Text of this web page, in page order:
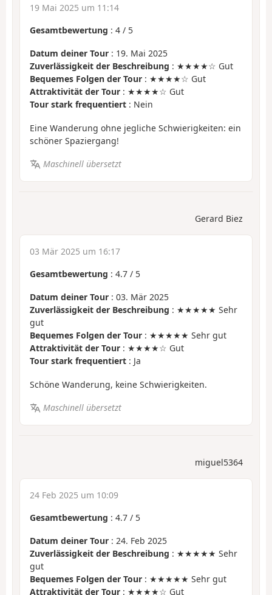
19 Mai 2025 um 11:14
Gesamtbewertung : 4 / 5
Datum deiner Tour : 19. Mai 2025
Zuverlässigkeit der Beschreibung : ★★★★☆ Gut
Bequemes Folgen der Tour : ★★★★☆ Gut
Attraktivität der Tour : ★★★★☆ Gut
Tour stark frequentiert : Nein
Eine Wanderung ohne jegliche Schwierigkeiten: ein
schöner Spaziergang!
Maschinell übersetzt
Gerard Biez
03 Mär 2025 um 16:17
Gesamtbewertung : 4.7 / 5
Datum deiner Tour : 03. Mär 2025
Zuverlässigkeit der Beschreibung : ★★★★★ Sehr
gut
Bequemes Folgen der Tour : ★★★★★ Sehr gut
Attraktivität der Tour : ★★★★☆ Gut
Tour stark frequentiert : Ja
Schöne Wanderung, keine Schwierigkeiten.
Maschinell übersetzt
miguel5364
24 Feb 2025 um 10:09
Gesamtbewertung : 4.7 / 5
Datum deiner Tour : 24. Feb 2025
Zuverlässigkeit der Beschreibung : ★★★★★ Sehr
gut
Bequemes Folgen der Tour : ★★★★★ Sehr gut
Attraktivität der Tour : ★★★★☆ Gut